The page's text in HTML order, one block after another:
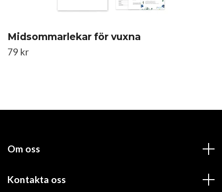
Midsommarlekar för vuxna
79 kr
Om oss
Kontakta oss